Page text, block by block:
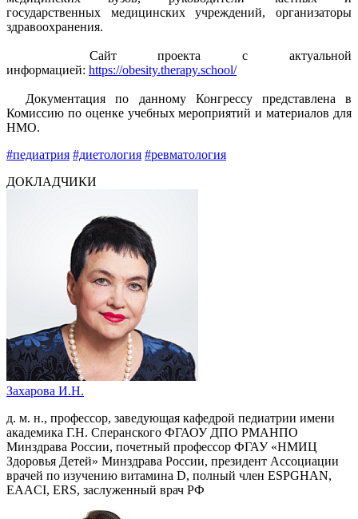
государственных медицинских учреждений, организаторы
здравоохранения.
Сайт проекта с актуальной
информацией: https://obesity.therapy.school/
Документация по данному Конгрессу представлена в
Комиссию по оценке учебных мероприятий и материалов для
НМО.
#педиатрия #диетология #ревматология
ДОКЛАДЧИКИ
Захарова И.Н.
д. м. н., профессор, заведующая кафедрой педиатрии имени
академика Г.Н. Сперанского ФГАОУ ДПО РМАНПО
Минздрава России, почетный профессор ФГАУ «НМИЦ
Здоровья Детей» Минздрава России, президент Ассоциации
врачей по изучению витамина D, полный член ESPGHAN,
EAACI, ERS, заслуженный врач РФ